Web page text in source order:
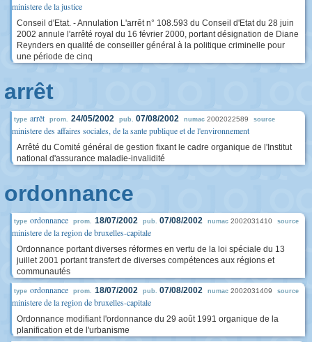
ministere de la justice
Conseil d'Etat. - Annulation L'arrêt n° 108.593 du Conseil d'Etat du 28 juin
2002 annule l'arrêté royal du 16 février 2000, portant désignation de Diane
Reynders en qualité de conseiller général à la politique criminelle pour
une période de cinq
arrêt
type arrêt prom. 24/05/2002 pub. 07/08/2002 numac 2002022589 source
ministere des affaires sociales, de la sante publique et de l'environnement
Arrêté du Comité général de gestion fixant le cadre organique de l'Institut
national d'assurance maladie-invalidité
ordonnance
type ordonnance prom. 18/07/2002 pub. 07/08/2002 numac 2002031410 source
ministere de la region de bruxelles-capitale
Ordonnance portant diverses réformes en vertu de la loi spéciale du 13
juillet 2001 portant transfert de diverses compétences aux régions et
communautés
type ordonnance prom. 18/07/2002 pub. 07/08/2002 numac 2002031409 source
ministere de la region de bruxelles-capitale
Ordonnance modifiant l'ordonnance du 29 août 1991 organique de la
planification et de l'urbanisme